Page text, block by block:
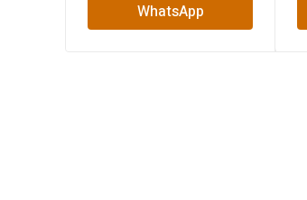
WhatsApp